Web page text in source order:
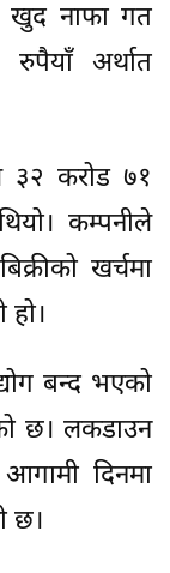
खुद नाफा गत
रुपैयाँ अर्थात
करोड ७१
कम्पनीले
खर्चमा
हो।
बन्द भएको
छ। लकडाउन
दिनमा
छ।